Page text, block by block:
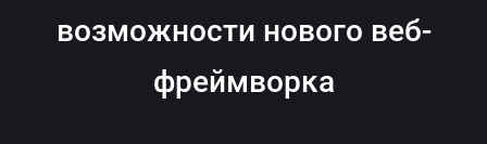
возможности нового веб-
фреймворка